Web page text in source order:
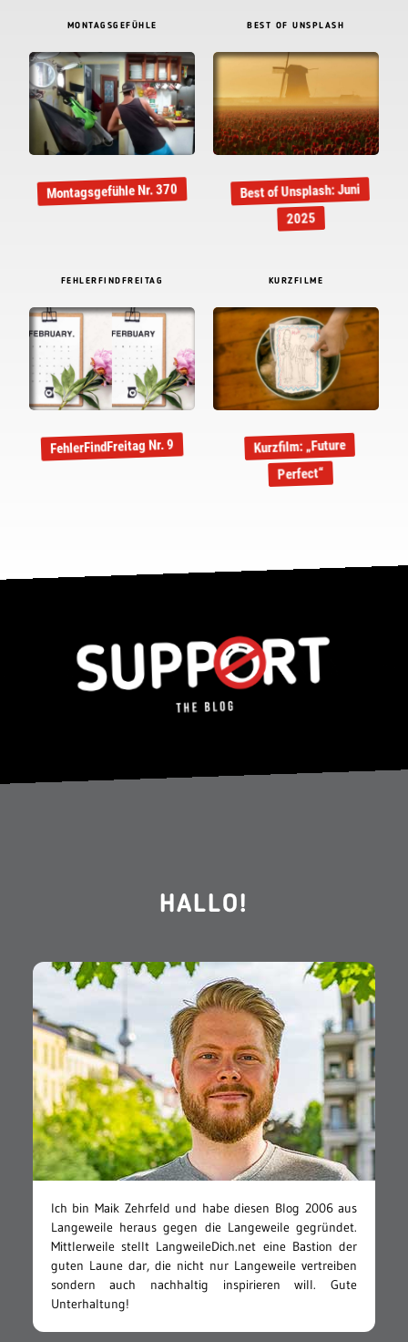
MONTAGSGEFÜHLE
Montagsgefühle Nr. 370
BEST OF UNSPLASH
Best of Unsplash: Juni
2025
FEHLERFINDFREITAG
FehlerFindFreitag Nr. 9
KURZFILME
Kurzfilm: „Future
Perfect“
HALLO!
Ich bin Maik Zehrfeld und habe diesen Blog 2006 aus
Langeweile heraus gegen die Langeweile gegründet.
Mittlerweile stellt LangweileDich.net eine Bastion der
guten Laune dar, die nicht nur Langeweile vertreiben
sondern auch nachhaltig inspirieren will. Gute
Unterhaltung!